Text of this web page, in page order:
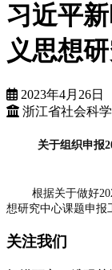
习近平
义思想
2023年4月26日
浙江省社会科
关于组织申报
根据关于做好
想研究中心课题申报
关注我们